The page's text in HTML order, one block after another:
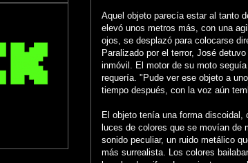
Aquel objeto parecía estar al tanto
elevó unos metros más, con una
ojos, se desplazó para colocarse
Paralizado por el terror, José
inmóvil. El motor de su moto
requería. "Pude ver ese objeto a
tiempo después, con la voz aún
El objeto tenía una forma
luces de colores que se movían de
sonido peculiar, un ruido metálico
más surrealista. Los colores